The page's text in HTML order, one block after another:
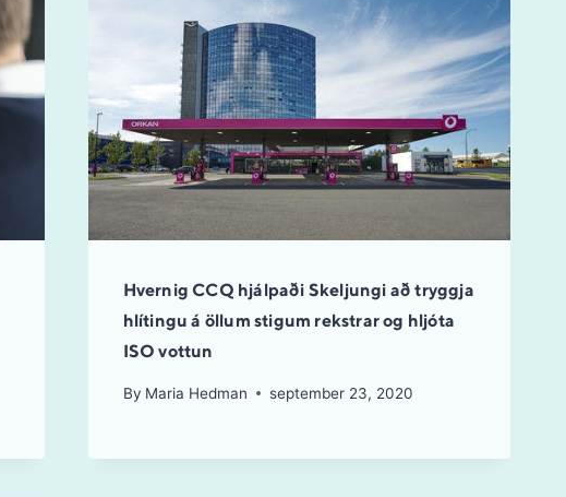
Hvernig CCQ hjálpaði Skeljungi að tryggja
hlítingu á öllum stigum rekstrar og hljóta
ISO vottun
By Maria Hedman september 23, 2020